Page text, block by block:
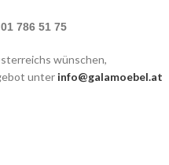
786 51 75
wünschen,
unter info@galamoebel.at